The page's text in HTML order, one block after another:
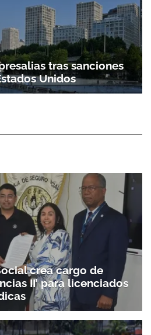
tras sanciones
Unidos
crea cargo de
II’ para licenciados